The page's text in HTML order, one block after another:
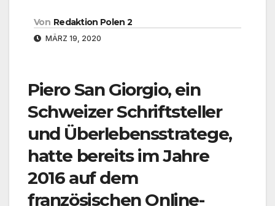
Von Redaktion Polen 2
MÄRZ 19, 2020
Piero San Giorgio, ein
Schweizer Schriftsteller
und Überlebensstratege,
hatte bereits im Jahre
2016 auf dem
französischen Online-